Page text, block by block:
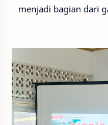
menjadi bagian dari